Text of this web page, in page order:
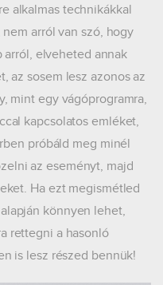
alkalmas technikákkal
arról van szó, hogy
arról, elveheted annak
az sosem lesz azonos az
mint egy vágóprogramra,
kapcsolatos emléket,
próbáld meg minél
az eseményt, majd
Ha ezt megismétled
könnyen lehet,
rettegni a hasonló
is lesz részed bennük!